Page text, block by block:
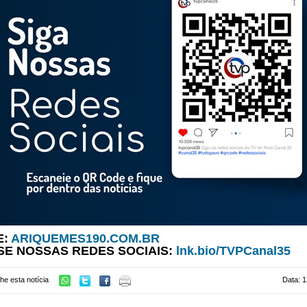
ARIQUEMES190.COM.BR
NOSSAS REDES SOCIAIS: lnk.bio/TVPCanal35
Data:
esta notícia